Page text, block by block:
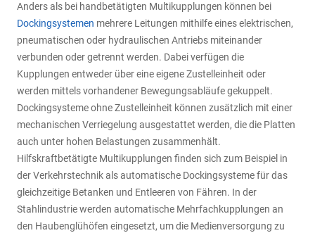
Anders als bei handbetätigten Multikupplungen können bei
Dockingsystemen mehrere Leitungen mithilfe eines elektrischen,
pneumatischen oder hydraulischen Antriebs miteinander
verbunden oder getrennt werden. Dabei verfügen die
Kupplungen entweder über eine eigene Zustelleinheit oder
werden mittels vorhandener Bewegungsabläufe gekuppelt.
Dockingsysteme ohne Zustelleinheit können zusätzlich mit einer
mechanischen Verriegelung ausgestattet werden, die die Platten
auch unter hohen Belastungen zusammenhält.
Hilfskraftbetätigte Multikupplungen finden sich zum Beispiel in
der Verkehrstechnik als automatische Dockingsysteme für das
gleichzeitige Betanken und Entleeren von Fähren. In der
Stahlindustrie werden automatische Mehrfachkupplungen an
den Haubenglühöfen eingesetzt, um die Medienversorgung zu